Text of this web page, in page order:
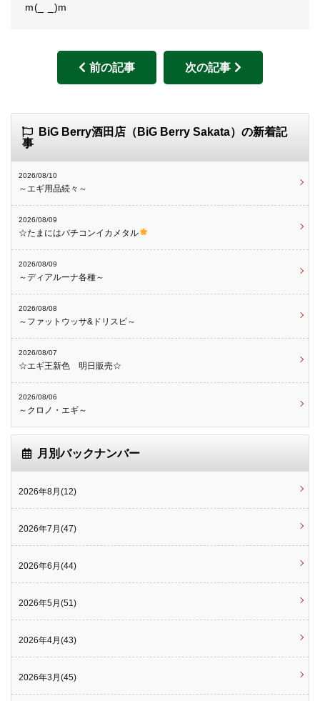
m(_ _)m
前の記事 次の記事
BiG Berry酒田店（BiG Berry Sakata）の新着記
事
2026/08/10
～エギ用品続々～
2026/08/09
☆たまにはバチコンイカメタル
2026/08/09
～ディアルーナ各種～
2026/08/08
～ファットウッサ&ドリスピ～
2026/08/07
☆エギ王新色 明日販売☆
2026/08/06
～クロノ・エギ～
月別バックナンバー
2026年8月(12)
2026年7月(47)
2026年6月(44)
2026年5月(51)
2026年4月(43)
2026年3月(45)